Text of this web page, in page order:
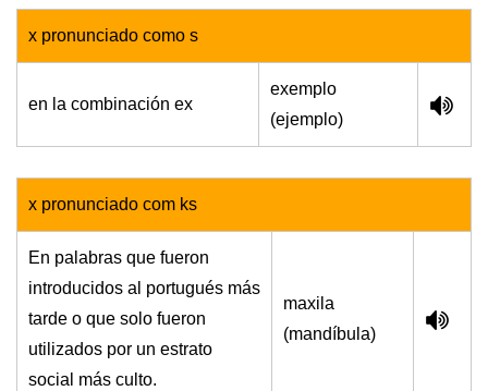
x pronunciado como s
en la combinación ex
exemplo
(ejemplo)
x pronunciado com ks
En palabras que fueron
introducidos al portugués más
tarde o que solo fueron
utilizados por un estrato
social más culto.
maxila
(mandíbula)